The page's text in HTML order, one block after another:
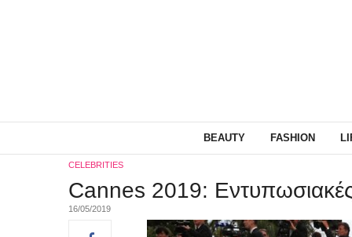
BEAUTY FASHION
CELEBRITIES
Cannes 2019: Εντυπωσιακές
16/05/2019